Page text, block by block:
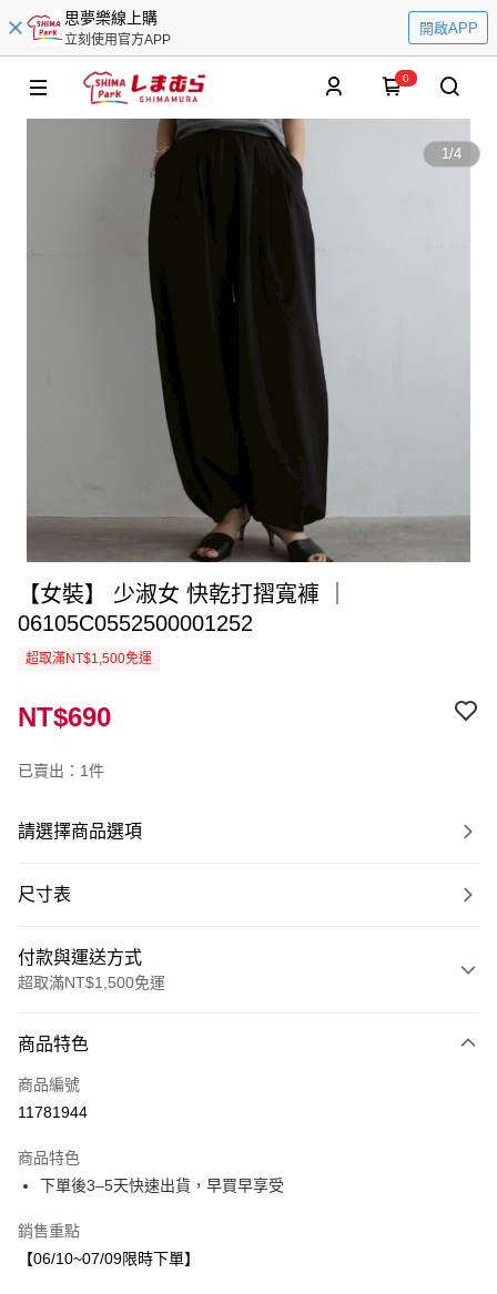
思夢樂線上購
立刻使用官方APP
開啟APP
0
1/4
【女裝】 少淑女 快乾打摺寬褲 ｜
06105C0552500001252
超取滿NT$1,500免運
NT$690
已賣出：1件
請選擇商品選項
尺寸表
付款與運送方式
超取滿NT$1,500免運
信用卡一次付款
LINE Pay
街口支付
悠遊付
商品特色
商品編號
11781944
商品特色
下單後3–5天快速出貨，早買早享受
銷售重點
【06/10~07/09限時下單】